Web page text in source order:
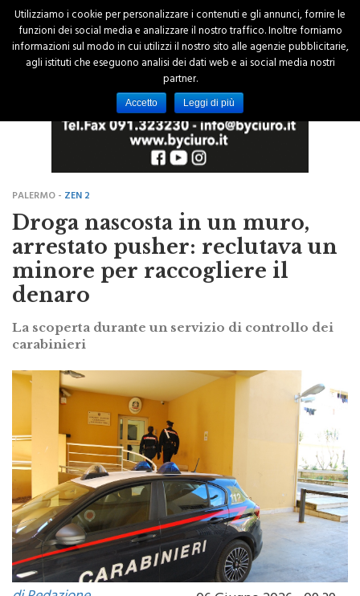
PALERMO -ZEN 2
Droga nascosta in un muro,
arrestato pusher: reclutava un
minore per raccogliere il
denaro
La scoperta durante un servizio di controllo dei
carabinieri
di Redazione
06 Giugno 2026 - 09:39
Utilizziamo i cookie per personalizzare i contenuti e gli annunci, fornire le
funzioni dei social media e analizzare il nostro traffico. Inoltre forniamo
informazioni sul modo in cui utilizzi il nostro sito alle agenzie pubblicitarie,
agli istituti che eseguono analisi dei dati web e ai social media nostri
partner.
Accetto Leggi di più